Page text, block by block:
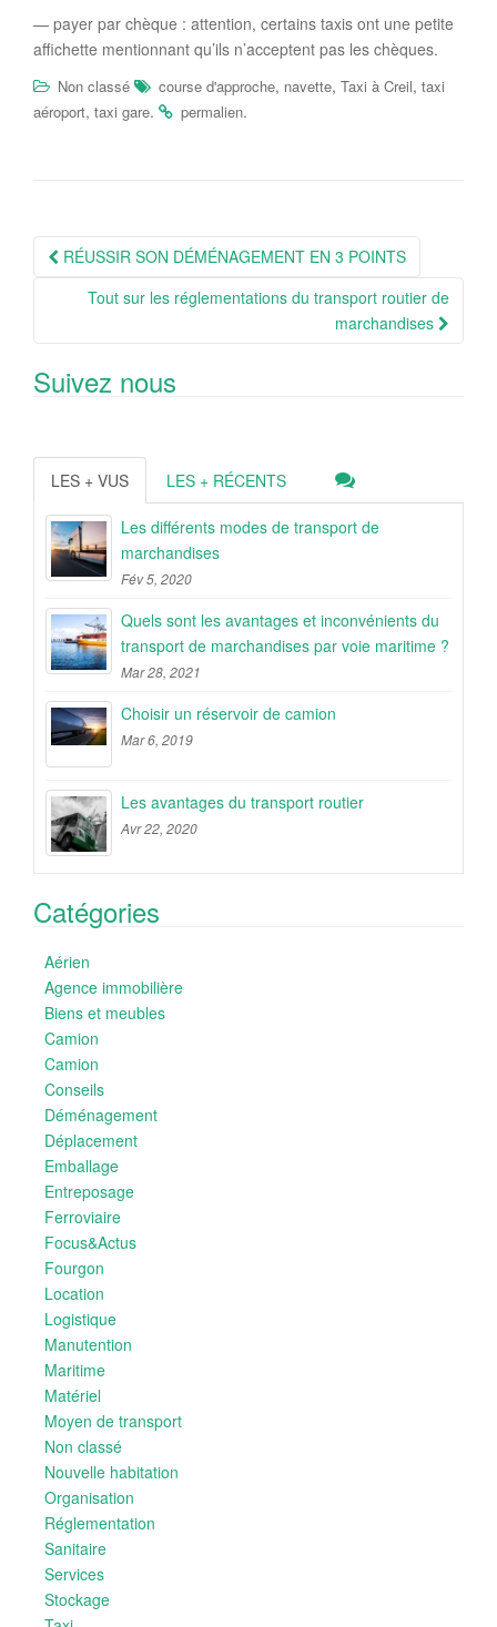
— payer par chèque : attention, certains taxis ont une petite
affichette mentionnant qu’ils n’acceptent pas les chèques.
Non classé course d'approche, navette, Taxi à Creil, taxi
aéroport, taxi gare. permalien.
Navigation
Article
RÉUSSIR SON DÉMÉNAGEMENT EN 3 POINTS
Tout sur les réglementations du transport routier de
marchandises
Suivez nous
LES + VUS LES + RÉCENTS
Les différents modes de transport de
marchandises
Fév 5, 2020
Quels sont les avantages et inconvénients du
transport de marchandises par voie maritime ?
Mar 28, 2021
Choisir un réservoir de camion
Mar 6, 2019
Les avantages du transport routier
Avr 22, 2020
Catégories
Aérien
Agence immobilière
Biens et meubles
Camion
Camion
Conseils
Déménagement
Déplacement
Emballage
Entreposage
Ferroviaire
Focus&Actus
Fourgon
Location
Logistique
Manutention
Maritime
Matériel
Moyen de transport
Non classé
Nouvelle habitation
Organisation
Réglementation
Sanitaire
Services
Stockage